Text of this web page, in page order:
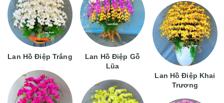
Lan Hồ Điệp Trắng
Lan Hồ Điệp Gỗ
Lũa
Lan Hồ Điệp Khai
Trương